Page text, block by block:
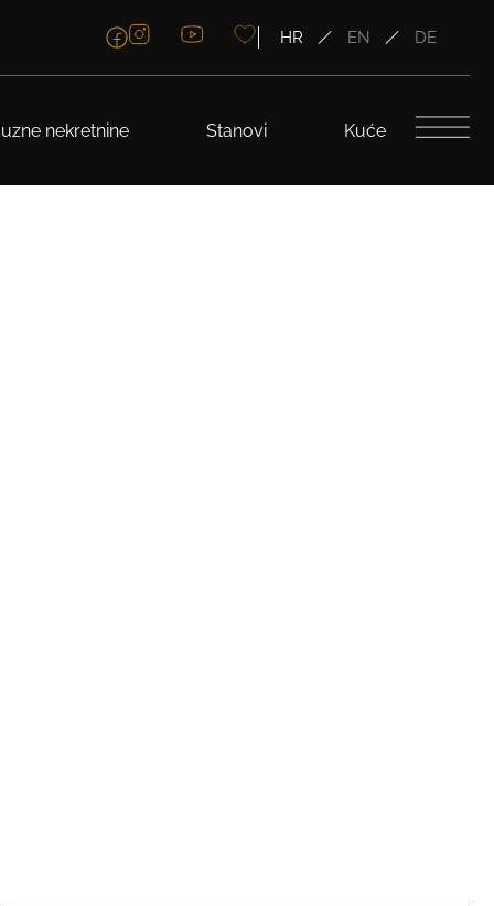
HR EN DE
nekretnine Stanovi Kuće